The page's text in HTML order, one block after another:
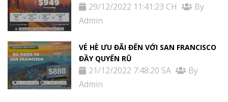
29/12/2022 11:41:23 CH
By
Admin
VÉ HÈ ƯU ĐÃI ĐẾN VỚI SAN FRANCISCO
ĐẦY QUYẾN RŨ
21/12/2022 7:48:20 SA
By
Admin